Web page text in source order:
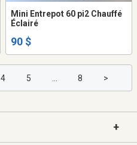
Mini Entrepot 60 pi2 Chauffé
Éclairé
90 $
4 5 8 >
+